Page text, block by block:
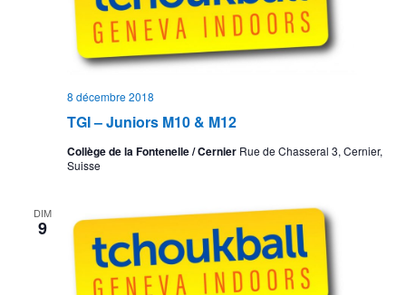
TGI – Juniors M10 & M12
8 décembre 2018
Collège de la Fontenelle / Cernier Rue de Chasseral 3, Cernier,
Suisse
DIM
9